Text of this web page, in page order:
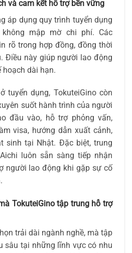
và cam kết hỗ trợ bền vững
áp dụng quy trình tuyển dụng
mập mờ chi phí. Các
rõ trong hợp đồng, đồng thời
Điều này giúp người lao động
hoạch dài hạn.
tuyển dụng, TokuteiGino còn
suốt hành trình của người
đầu vào, hỗ trợ phỏng vấn,
visa, hướng dẫn xuất cảnh,
sinh tại Nhật. Đặc biệt, trung
luôn sẵn sàng tiếp nhận
người lao động khi gặp sự cố
TokuteiGino tập trung hỗ trợ
trải dài ngành nghề, mà tập
sâu tại những lĩnh vực có nhu